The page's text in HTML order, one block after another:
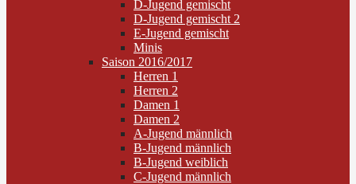
D-Jugend gemischt
D-Jugend gemischt 2
E-Jugend gemischt
Minis
Saison 2016/2017
Herren 1
Herren 2
Damen 1
Damen 2
A-Jugend männlich
B-Jugend männlich
B-Jugend weiblich
C-Jugend männlich